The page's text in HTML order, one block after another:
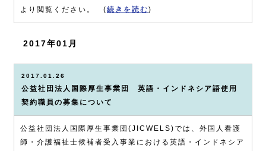
より閲覧ください。 (続きを読む)
2017年01月
2017.01.26
公益社団法人国際厚生事業団 英語・インドネシア語使用
契約職員の募集について
公益社団法人国際厚生事業団(JICWELS)では、外国人看護
師・介護福祉士候補者受入事業における英語・インドネシア